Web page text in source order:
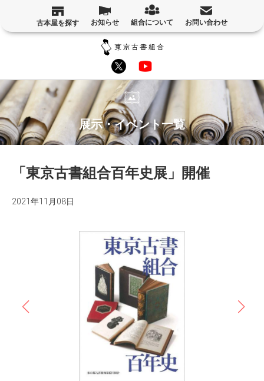
古本屋を探す お知らせ 組合について お問い合わせ
展示・イベント一覧
「東京古書組合百年史展」開催
2021年11月08日